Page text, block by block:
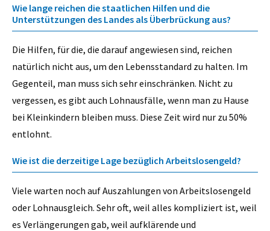
Wie lange reichen die staatlichen Hilfen und die
Unterstützungen des Landes als Überbrückung aus?
Die Hilfen, für die, die darauf angewiesen sind, reichen
natürlich nicht aus, um den Lebensstandard zu halten. Im
Gegenteil, man muss sich sehr einschränken. Nicht zu
vergessen, es gibt auch Lohnausfälle, wenn man zu Hause
bei Kleinkindern bleiben muss. Diese Zeit wird nur zu 50%
entlohnt.
Wie ist die derzeitige Lage bezüglich Arbeitslosengeld?
Viele warten noch auf Auszahlungen von Arbeitslosengeld
oder Lohnausgleich. Sehr oft, weil alles kompliziert ist, weil
es Verlängerungen gab, weil aufklärende und